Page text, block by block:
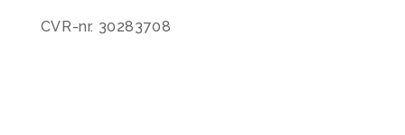
CVR-nr. 30283708